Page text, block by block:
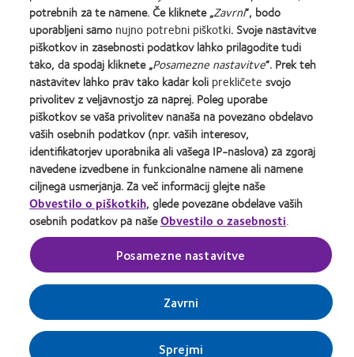
about
2012-
2010
Top
Workplaces
the
Bay
Area
about
2012
&
2011
Healthiest
Employers
in
the
Bay
Area
about
Contact
Lens
Product
of
the
Year
about
Silmo
d’Or
best
product
award
with
MyDay™
about
Hermes
Creative
Awards
EyeVote
Readers’
Choice
Awards
Stik z nami
Pravilnik o varovanju zasebnosti
Pogoji zagotavljanja storitev
Pravilnik o piškotkih
Potrošniki
Splošni pogoji poslovanja
Upravljanje prednostnih
nastavitev privolitve
Prijava
Slovenija (Slovenia)
© 2026CooperVision|
potrebnih za te namene. Če kliknete „Zavrni“, bodo
uporabljeni samo nujno potrebni piškotki. Svoje nastavitve
piškotkov in zasebnosti podatkov lahko prilagodite tudi
tako, da spodaj kliknete „Posamezne nastavitve“. Prek teh
nastavitev lahko prav tako kadar koli prekličete svojo
privolitev z veljavnostjo za naprej. Poleg uporabe
piškotkov se vaša privolitev nanaša na povezano obdelavo
vaših osebnih podatkov (npr. vaših interesov,
identifikatorjev uporabnika ali vašega IP-naslova) za zgoraj
navedene izvedbene in funkcionalne namene ali namene
ciljnega usmerjanja. Za več informacij glejte naše
Obvestilo o piškotkih, glede povezane obdelave vaših
osebnih podatkov pa našeObvestilo o zasebnosti.
Posamezne nastavitve
Zavrni
Sprejmi